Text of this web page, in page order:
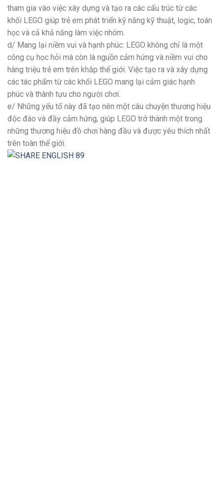
tham gia vào việc xây dựng và tạo ra các cấu trúc từ các
khối LEGO giúp trẻ em phát triển kỹ năng kỹ thuật, logic, toán
học và cả khả năng làm việc nhóm.
d/ Mang lại niềm vui và hạnh phúc: LEGO không chỉ là một
công cụ học hỏi mà còn là nguồn cảm hứng và niềm vui cho
hàng triệu trẻ em trên khắp thế giới. Việc tạo ra và xây dựng
các tác phẩm từ các khối LEGO mang lại cảm giác hạnh
phúc và thành tựu cho người chơi.
e/ Những yếu tố này đã tạo nên một câu chuyện thương hiệu
độc đáo và đầy cảm hứng, giúp LEGO trở thành một trong
những thương hiệu đồ chơi hàng đầu và được yêu thích nhất
trên toàn thế giới.